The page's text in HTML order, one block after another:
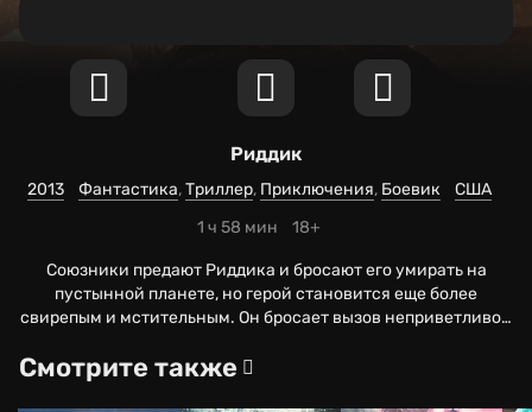
2013 Фантастика Триллер Приключения Боевик
США
1 ч 58 мин
18+
Риддик
Союзники предают Риддика и бросают его умирать на
пустынной планете, но герой становится еще более
свирепым и мстительным. Он бросает вызов неприветливой
хищников. Вскоре наемники открывают охоту на Риддика,
однако он просчитывает наперед каждый ход врага. Кроме
Смотрите также